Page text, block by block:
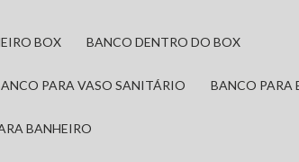
BOX BANCO DENTRO DO BOX
BANCO PARA VASO SANITÁRIO BANCO
BANHEIRO